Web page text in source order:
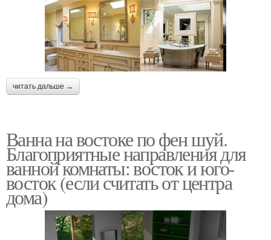
читать дальше →
Ванна на востоке по фен шуй.
Благоприятные направления для
ванной комнаты: восток и юго-
восток (если считать от центра
дома)